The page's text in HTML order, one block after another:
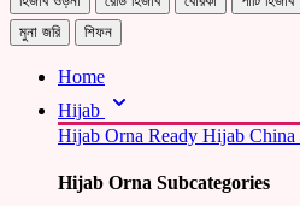
মুনা জরি
শিফন
Home
Hijab
Hijab Orna Ready Hijab China
Hijab Orna Subcategories